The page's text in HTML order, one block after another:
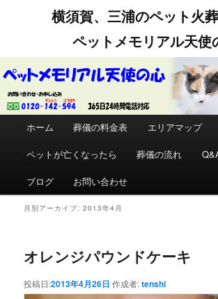
横須賀、三浦のペット火
ペットメモリアル天使
メインコンテンツへ移動
サブコンテンツへ移動
ホーム 葬儀の料金表 エリアマップ
ペットが亡くなったら 葬儀の流れ
ブログ お問い合わせ
月別アーカイブ:2013年4月
オレンジパウンドケーキ
投稿日:2013年4月26日 作成者:tenshi